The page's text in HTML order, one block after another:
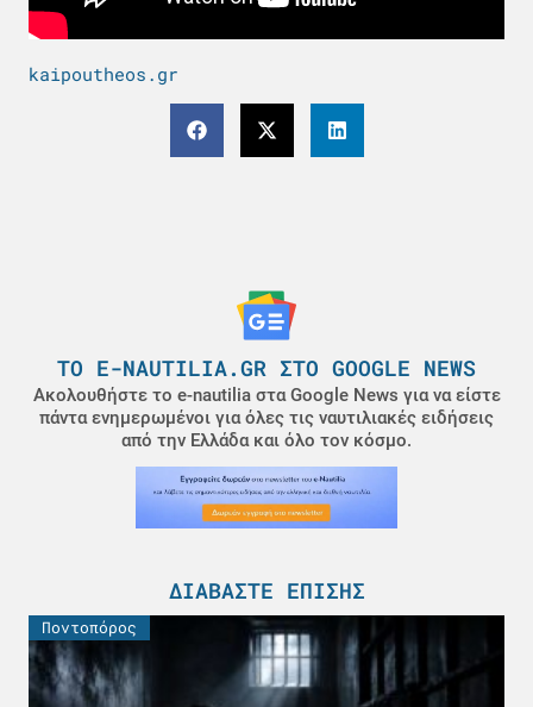
kaipoutheos.gr
ΤΟ E-NAUTILIA.GR ΣΤΟ GOOGLE NEWS
Ακολουθήστε το e-nautilia στα Google News για να είστε
πάντα ενημερωμένοι για όλες τις ναυτιλιακές ειδήσεις
από την Ελλάδα και όλο τον κόσμο.
ΔΙΑΒΆΣΤΕ ΕΠΊΣΗΣ
Ποντοπόρος